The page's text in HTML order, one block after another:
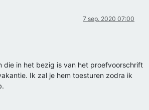
7 sep. 2020 07:00
die in het bezig is van het proefvoorschrift
Ik zal je hem toesturen zodra ik